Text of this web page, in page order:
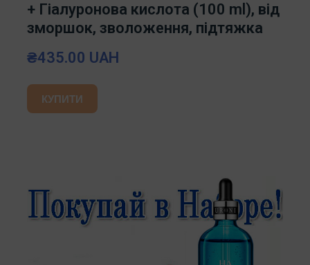
+ Гіалуронова кислота (100 ml), від
зморшок, зволоження, підтяжка
₴435.00 UAH
КУПИТИ